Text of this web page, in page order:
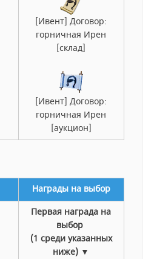
[Ивент] Договор:
горничная Ирен
[склад]
[Ивент] Договор:
горничная Ирен
[аукцион]
Награды на выбор
Первая награда на
выбор
(1 среди указанных
ниже) ▼